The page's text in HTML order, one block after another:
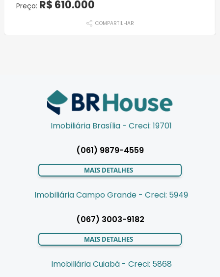
Preço: R$ 610.000
COMPARTILHAR
Imobiliária Brasília - Creci: 19701
(061) 9879-4559
MAIS DETALHES
Imobiliária Campo Grande - Creci: 5949
(067) 3003-9182
MAIS DETALHES
Imobiliária Cuiabá - Creci: 5868